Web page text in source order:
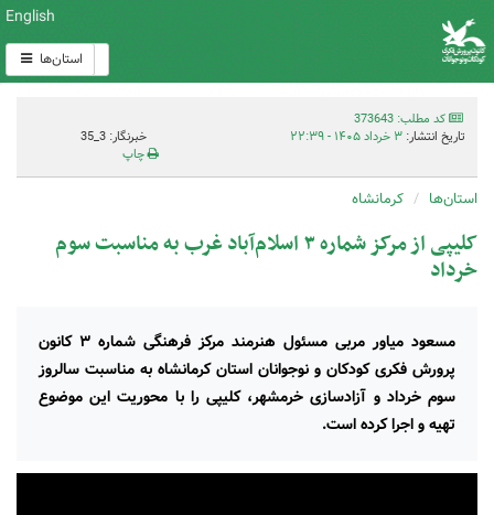
English
استان‌ها
کد مطلب: 373643
تاریخ انتشار: ۳ خرداد ۱۴۰۵ - ۲۲:۳۹
خبرنگار: 3_35
چاپ
استان‌ها کرمانشاه
کلیپی از مرکز شماره ۳ اسلام‌آباد غرب به مناسبت سوم
خرداد
مسعود میاور مربی مسئول هنرمند مرکز فرهنگی شماره ۳ کانون
پرورش فکری کودکان و نوجوانان استان کرمانشاه به مناسبت سالروز
سوم خرداد و آزادسازی خرمشهر، کلیپی را با محوریت این موضوع
تهیه و اجرا کرده است.